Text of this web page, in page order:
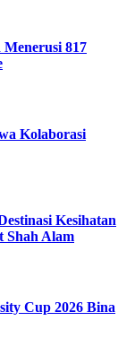
817
Kolaborasi
Kesihatan
Shah Alam
Cup 2026 Bina